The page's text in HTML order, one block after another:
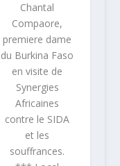
Chantal
Compaore,
premiere dame
du Burkina Faso
en visite de
Synergies
Africaines
contre le SIDA
et les
souffrances.